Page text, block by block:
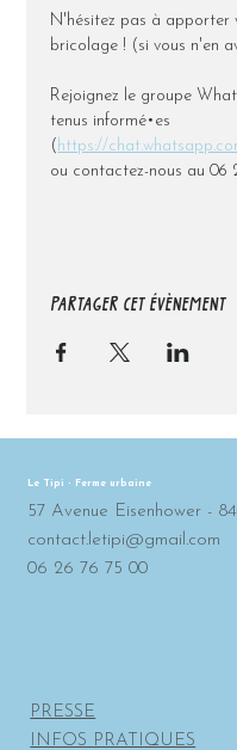
N'hésitez pas à apporter
bricolage ! (si vous n'en
Rejoignez le groupe
tenus informé•es
( https://
ou contactez-nous au 06
PARTAGER CET ÉVÈNEMENT
Le Tipi - Ferme urbaine
57 Avenue Eisenhower -
contact.letipi@gmail.com
06 26 76 75 00
PRESSE
INFOS PRATIQUES